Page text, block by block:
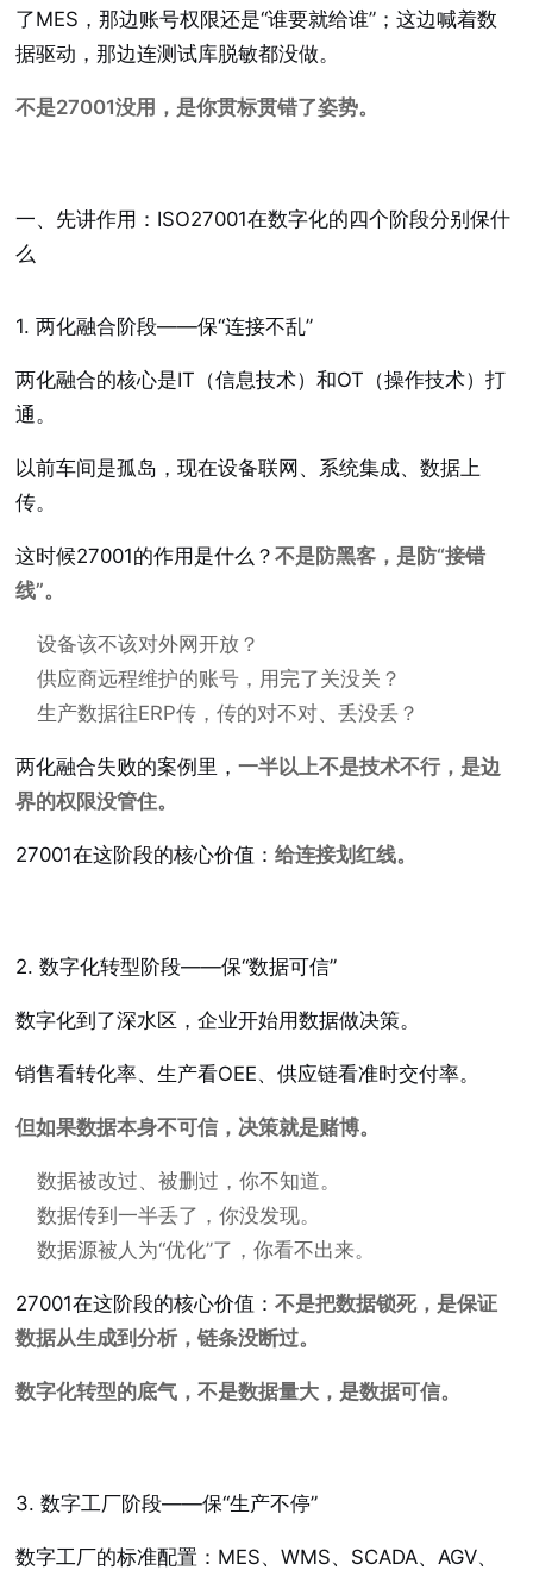
了MES，那边账号权限还是“谁要就给谁”；这边喊着数
据驱动，那边连测试库脱敏都没做。
不是27001没用，是你贯标贯错了姿势。
一、先讲作用：ISO27001在数字化的四个阶段分别保什
么
1. 两化融合阶段——保“连接不乱”
两化融合的核心是IT（信息技术）和OT（操作技术）打
通。
以前车间是孤岛，现在设备联网、系统集成、数据上
传。
这时候27001的作用是什么？不是防黑客，是防“接错
线”。
设备该不该对外网开放？
供应商远程维护的账号，用完了关没关？
生产数据往ERP传，传的对不对、丢没丢？
两化融合失败的案例里，一半以上不是技术不行，是边
界的权限没管住。
27001在这阶段的核心价值：给连接划红线。
2. 数字化转型阶段——保“数据可信”
数字化到了深水区，企业开始用数据做决策。
销售看转化率、生产看OEE、供应链看准时交付率。
但如果数据本身不可信，决策就是赌博。
数据被改过、被删过，你不知道。
数据传到一半丢了，你没发现。
数据源被人为“优化”了，你看不出来。
27001在这阶段的核心价值：不是把数据锁死，是保证
数据从生成到分析，链条没断过。
数字化转型的底气，不是数据量大，是数据可信。
3. 数字工厂阶段——保“生产不停”
数字工厂的标准配置：MES、WMS、SCADA、AGV、